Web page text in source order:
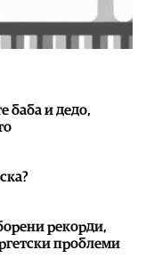
баба и дедо,
рекорди,
проблеми